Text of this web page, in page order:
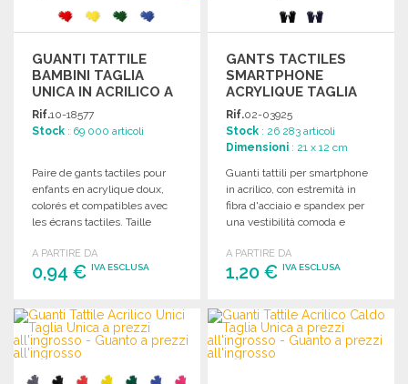
GUANTI TATTILE
BAMBINI TAGLIA
UNICA IN ACRILICO A
PREZZI
ALL'INGROSSO
Rif.10-18577
Stock : 69 000 articoli
Paire de gants tactiles pour
enfants en acrylique doux,
colorés et compatibles avec
les écrans tactiles. Taille
A PARTIRE DA
0,94 € IVA ESCLUSA
ORDINARE
Richiedi un preventivo
GANTS TACTILES
SMARTPHONE
ACRYLIQUE TAGLIA
UNICA A PREZZI
ALL'INGROSSO
Rif.02-03925
Stock : 26 283 articoli
Dimensioni : 21 x 12 cm
Guanti tattili per smartphone
in acrilico, con estremità in
fibra d'acciaio e spandex per
una vestibilità comoda e
A PARTIRE DA
1,20 €IVA ESCLUSA
ORDINARE
Richiedi un preventivo